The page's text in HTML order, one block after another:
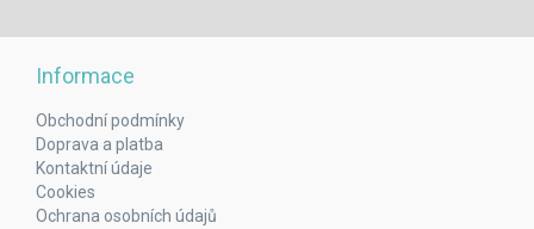
Informace
Obchodní podmínky
Doprava a platba
Kontaktní údaje
Cookies
Ochrana osobních údajů